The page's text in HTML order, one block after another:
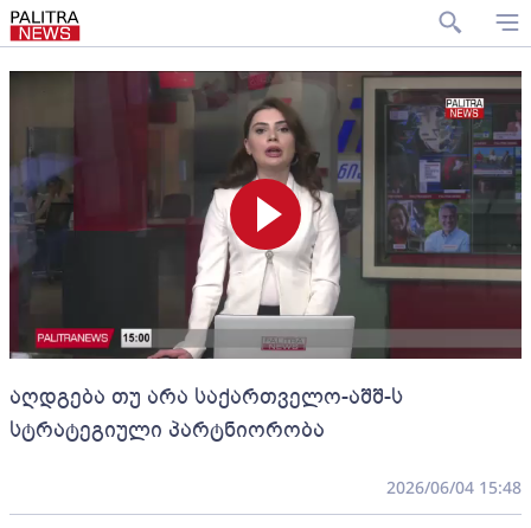
აღდგება თუ არა საქართველო-აშშ-ს
სტრატეგიული პარტნიორობა
2026/06/04 15:48